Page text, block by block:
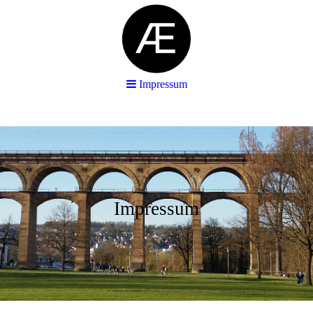
Impressum
Impressum